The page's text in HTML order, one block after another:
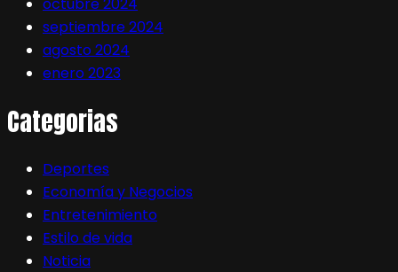
septiembre 2024
agosto 2024
enero 2023
Categorias
Deportes
Economía y Negocios
Entretenimiento
Estilo de vida
Noticia